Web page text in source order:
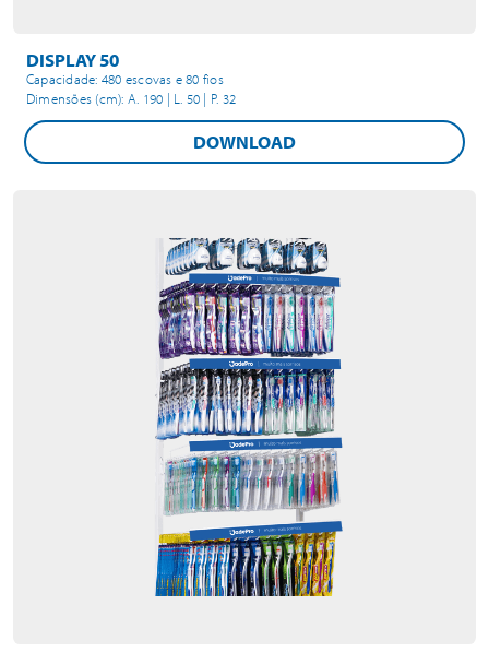
DISPLAY 50
Capacidade: 480 escovas e 80 fios
Dimensões (cm): A. 190 | L. 50 | P. 32
DOWNLOAD